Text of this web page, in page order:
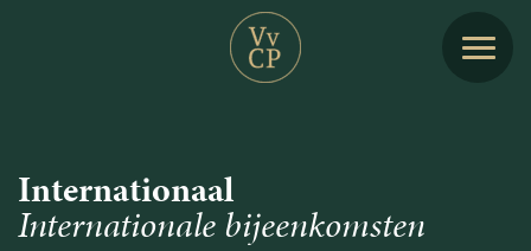
Internationaal
Internationale bijeenkomsten